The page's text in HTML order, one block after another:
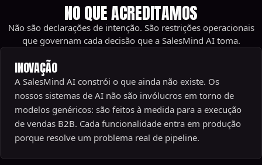
NO QUE ACREDITAMOS
Não são declarações de intenção. São restrições operacionais
que governam cada decisão que a SalesMind AI toma.
INOVAÇÃO
A SalesMind AI constrói o que ainda não existe. Os
nossos sistemas de AI não são invólucros em torno de
modelos genéricos: são feitos à medida para a execução
de vendas B2B. Cada funcionalidade entra em produção
porque resolve um problema real de pipeline.